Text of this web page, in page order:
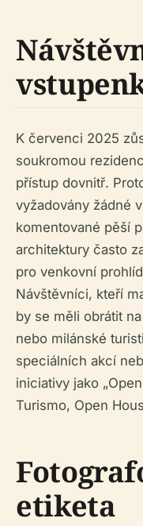
K červenci 2025
soukromou
přístup dovnitř.
vyžadovány žádné
komentované pěší
architektury často
pro venkovní
Návštěvníci, kteří
by se měli obrátit
nebo milánské
speciálních akcí
iniciativy jako
Turismo, Open
etiketa